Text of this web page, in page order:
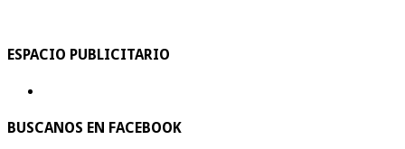
ESPACIO PUBLICITARIO
BUSCANOS EN FACEBOOK